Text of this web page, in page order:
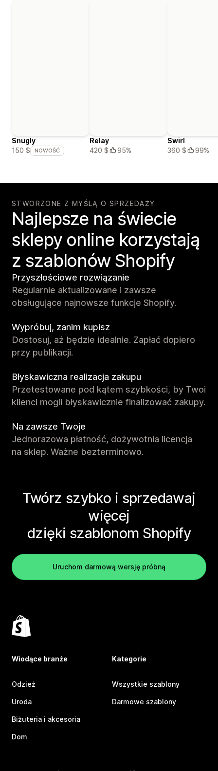
Snugly
150 $
NOWOŚĆ
Relay
420 $
95%
Swirl
360 $
99%
STWORZONE Z MYŚLĄ O SPRZEDAŻY
Najlepsze na świecie
sklepy online korzystają
z szablonów Shopify
Przyszłościowe rozwiązanie
Regularnie aktualizowane i zawsze
obsługujące najnowsze funkcje Shopify.
Wypróbuj, zanim kupisz
Dostosuj, aż będzie idealnie. Zapłać dopiero
przy publikacji.
Błyskawiczna realizacja zakupu
Przetestowane pod kątem szybkości, by Twoi
klienci mogli błyskawicznie finalizować zakupy.
Na zawsze Twoje
Jednorazowa płatność, dożywotnia licencja
na sklep. Ważne bezterminowo.
Twórz szybko i sprzedawaj
więcej
dzięki szablonom Shopify
Uruchom darmową wersję próbną
Wiodące branże
Odzież
Uroda
Biżuteria i akcesoria
Dom
Kategorie
Wszystkie szablony
Darmowe szablony